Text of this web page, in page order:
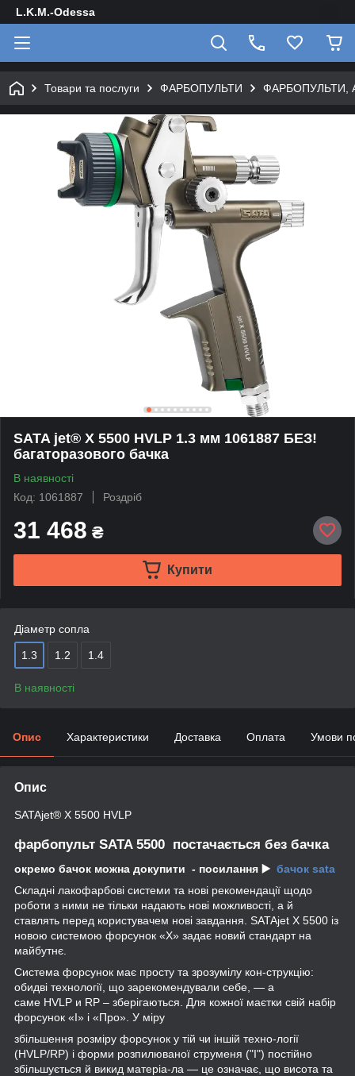
L.K.M.-Odessa
Товари та послуги ФАРБОПУЛЬТИ ФАРБОПУЛЬТИ,
SATA jet® X 5500 HVLP 1.3 мм 1061887 БЕЗ!
багаторазового бачка
В наявності
Код: 1061887
Роздріб
31 468 ₴
Купити
Діаметр сопла
1.3 1.2 1.4
В наявності
Опис Характеристики Доставка Оплата Умови
Опис
SATAjet® X 5500 HVLP
фарбопульт SATA 5500 постачається без бачка
окремо бачок можна докупити - посилання ▶️ бачок sata
Складні лакофарбові системи та нові рекомендації щодо
роботи з ними не тільки надають нові можливості, а й
ставлять перед користувачем нові завдання. SATAjet X 5500 із
новою системою форсунок «X» задає новий стандарт на
майбутнє.
Система форсунок має просту та зрозумілу кон-струкцію:
обидві технології, що зарекомендували себе, — а
саме HVLP и RP – зберігаються. Для кожної маєтки свій набір
форсунок «I» і «Про». У міру
збільшення розміру форсунок у тій чи іншій техно-логії
(HVLP/RP) і форми розпилюваної струменя ("I") постійно
збільшується й викид матеріа-ла — це означає, що висота та